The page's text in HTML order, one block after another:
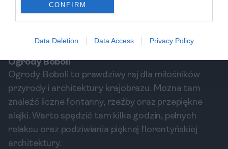
CONFIRM
Data Deletion Data Access Privacy Policy
Toskańskich. Dziś możemy podziwiać nie tylko
kolekcję sztuki, ale także przepiękne ogrody Boboli.
Spędź tam poranek na spacerze, a warto zabrać ze
Ogrody Boboli
Ogrody Boboli to prawdziwy raj dla miłośników
przyrody i architektury krajobrazu. Można tam
znaleźć liczne fontanny, rzeźby oraz przepiękne
alejki. Warto spędzić tam kilka godzin, pełnych
relaksu oraz podziwiania pięknej florentyńskiej
architektury.